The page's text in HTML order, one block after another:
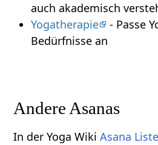
auch akademisch
Yogatherapie
- Passe
Bedürfnisse an
Andere Asanas
In der Yoga WikiAsana